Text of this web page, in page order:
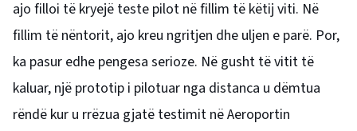
ajo filloi të kryejë teste pilot në fillim të këtij viti. Në
fillim të nëntorit, ajo kreu ngritjen dhe uljen e parë. Por,
ka pasur edhe pengesa serioze. Në gusht të vitit të
kaluar, një prototip i pilotuar nga distanca u dëmtua
rëndë kur u rrëzua gjatë testimit në Aeroportin